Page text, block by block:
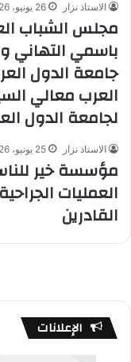
الاستاذ نزار 26 يونيو، 2026
مجلس الشباب
باسمي التهاني
جامعة الدول
العرب معالي
لجامعة الدول
الاستاذ نزار 25 يونيو، 2026
مؤسسة خير
العمليات
القادرين
الإعلانات